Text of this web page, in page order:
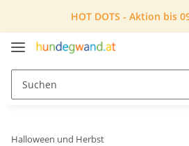
HOT DOTS - Aktion bis
Halloween und Herbst